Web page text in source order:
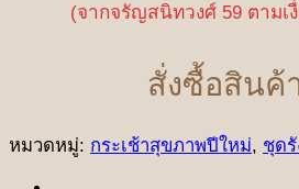
(จากจรัญสนิทวงศ์ 59 ตามเ
สั่งซื้อสินค้
หมวดหมู่: กระเช้าสุขภาพปีใหม่, ชุด